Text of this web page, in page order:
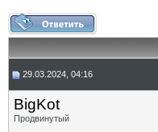
29.03.2024, 04:16
BigKot
Продвинутый